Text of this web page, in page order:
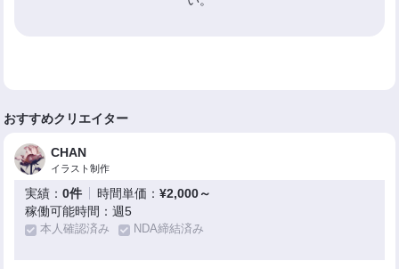
おすすめクリエイター
CHAN
イラスト制作
実績：0件 時間単価：¥2,000～
稼働可能時間：週5
本人確認済み NDA締結済み